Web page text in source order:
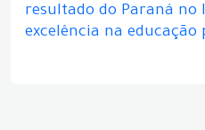
resultado do Paraná no
excelência na educação